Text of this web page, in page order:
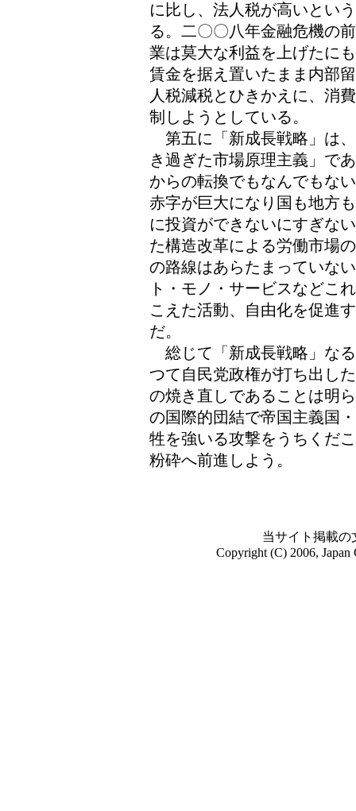
に比し、法人税が高いとい
る。二〇〇八年金融危機の
業は莫大な利益を上げたに
賃金を据え置いたまま内部
人税減税とひきかえに、消
制しようとしている。
第五に「新成長戦略」は
き過ぎた市場原理主義」で
からの転換でもなんでもな
赤字が巨大になり国も地方
に投資ができないにすぎな
た構造改革による労働市場
の路線はあらたまっていな
ト・モノ・サービスなどこ
こえた活動、自由化を促進
だ。
総じて「新成長戦略」な
つて自民党政権が打ち出し
の焼き直しであることは明
の国際的団結で帝国主義国
牲を強いる攻撃をうちくだ
粉砕へ前進しよう。
当サイト掲載の
Copyright (C) 2006, Japan